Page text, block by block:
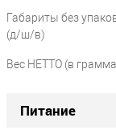
Габариты без
(д/ш/в)
Вес НЕТТО (в
Питание